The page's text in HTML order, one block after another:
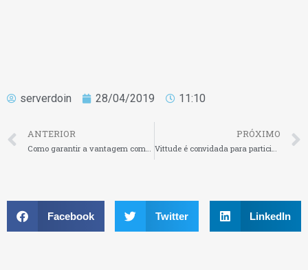
serverdoin 28/04/2019 11:10
ANTERIOR
Como garantir a vantagem competitiva no pequeno negócio
PRÓXIMO
Vittude é convidada para participar de conferência do Facebook na Califórnia
Facebook Twitter LinkedIn